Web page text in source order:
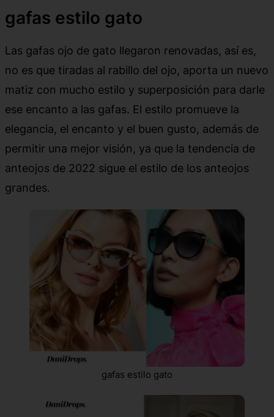
gafas estilo gato
Las gafas ojo de gato llegaron renovadas, así es,
no es que tiradas al rabillo del ojo, aporta un nuevo
matiz con mucho estilo y superposición para darle
ese encanto a las gafas. El estilo promueve la
elegancia, el encanto y el buen gusto, además de
permitir una mejor visión, ya que la tendencia de
anteojos de 2022 sigue el estilo de los anteojos
grandes.
gafas estilo gato